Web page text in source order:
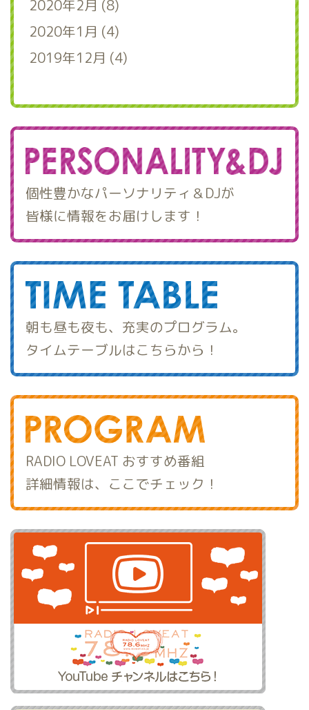
2020年2月 (8)
2020年1月 (4)
2019年12月 (4)
個性豊かなパーソナリティ＆DJが
皆様に情報をお届けします！
朝も昼も夜も、充実のプログラム。
タイムテーブルはこちらから！
RADIO LOVEAT おすすめ番組
詳細情報は、ここでチェック！